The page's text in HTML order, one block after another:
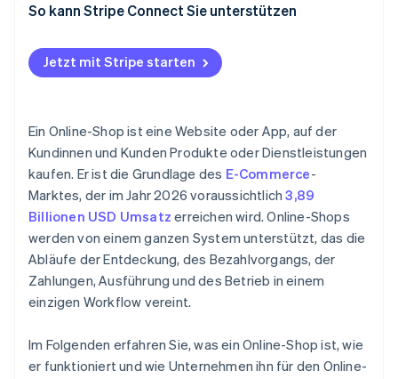
So kann Stripe Connect Sie unterstützen
Jetzt mit Stripe starten
Ein Online-Shop ist eine Website oder App, auf der
Kundinnen und Kunden Produkte oder Dienstleistungen
kaufen. Er ist die Grundlage des E-Commerce-
Marktes, der im Jahr 2026 voraussichtlich3,89
Billionen USD Umsatz erreichen wird. Online-Shops
werden von einem ganzen System unterstützt, das die
Abläufe der Entdeckung, des Bezahlvorgangs, der
Zahlungen, Ausführung und des Betrieb in einem
einzigen Workflow vereint.
Im Folgenden erfahren Sie, was ein Online-Shop ist, wie
er funktioniert und wie Unternehmen ihn für den Online-